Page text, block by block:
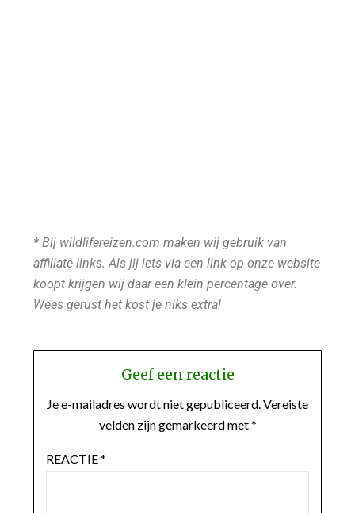
* Bij wildlifereizen.com maken wij gebruik van
affiliate links. Als jij iets via een link op onze website
koopt krijgen wij daar een klein percentage over.
Wees gerust het kost je niks extra!
Geef een reactie
Je e-mailadres wordt niet gepubliceerd. Vereiste
velden zijn gemarkeerd met*
REACTIE*